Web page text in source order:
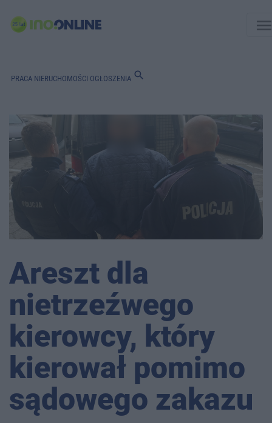
PRACA NIERUCHOMOŚCI OGŁOSZENIA search
Areszt dla
nietrzeźwego
kierowcy, który
kierował pomimo
sądowego zakazu